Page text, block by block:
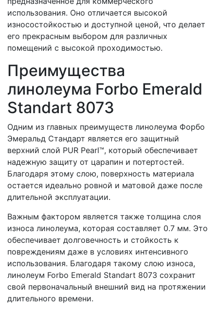
использования. Оно отличается высокой
износостойкостью и доступной ценой, что делает
его прекрасным выбором для различных
помещений с высокой проходимостью.
Преимущества
линолеума Forbo Emerald
Standart 8073
Одним из главных преимуществ линолеума Форбо
Эмеральд Стандарт является его защитный
верхний слой PUR Pearl™, который обеспечивает
надежную защиту от царапин и потертостей.
Благодаря этому слою, поверхность материала
остается идеально ровной и матовой даже после
длительной эксплуатации.
Важным фактором является также толщина слоя
износа линолеума, которая составляет 0.7 мм. Это
обеспечивает долговечность и стойкость к
повреждениям даже в условиях интенсивного
использования. Благодаря такому слою износа,
линолеум Forbo Emerald Standart 8073 сохранит
свой первоначальный внешний вид на протяжении
длительного времени.